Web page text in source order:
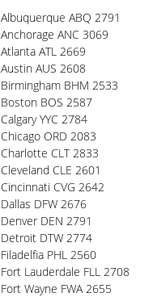
Albuquerque ABQ 2791
Anchorage ANC 3069
Atlanta ATL 2669
Austin AUS 2608
Birmingham BHM 2533
Boston BOS 2587
Calgary YYC 2784
Chicago ORD 2083
Charlotte CLT 2833
Cleveland CLE 2601
Cincinnati CVG 2642
Dallas DFW 2676
Denver DEN 2791
Detroit DTW 2774
Filadelfia PHL 2560
Fort Lauderdale FLL 2708
Fort Wayne FWA 2655